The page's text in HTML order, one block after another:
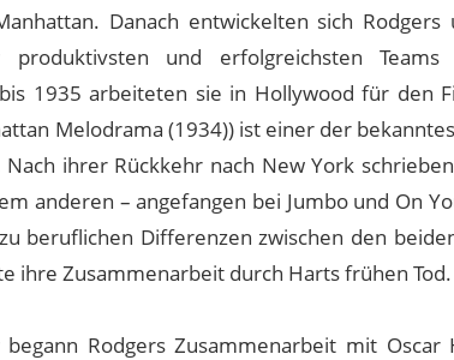
Danach entwickelten sich Rodgers
und erfolgreichsten Teams
1935 arbeiteten sie in Hollywood für den
Melodrama (1934)) ist einer der
Nach ihrer Rückkehr nach New York
anderen – angefangen bei Jumbo und On
beruflichen Differenzen zwischen den
ihre Zusammenarbeit durch Harts frühen Tod.
begann Rodgers Zusammenarbeit mit